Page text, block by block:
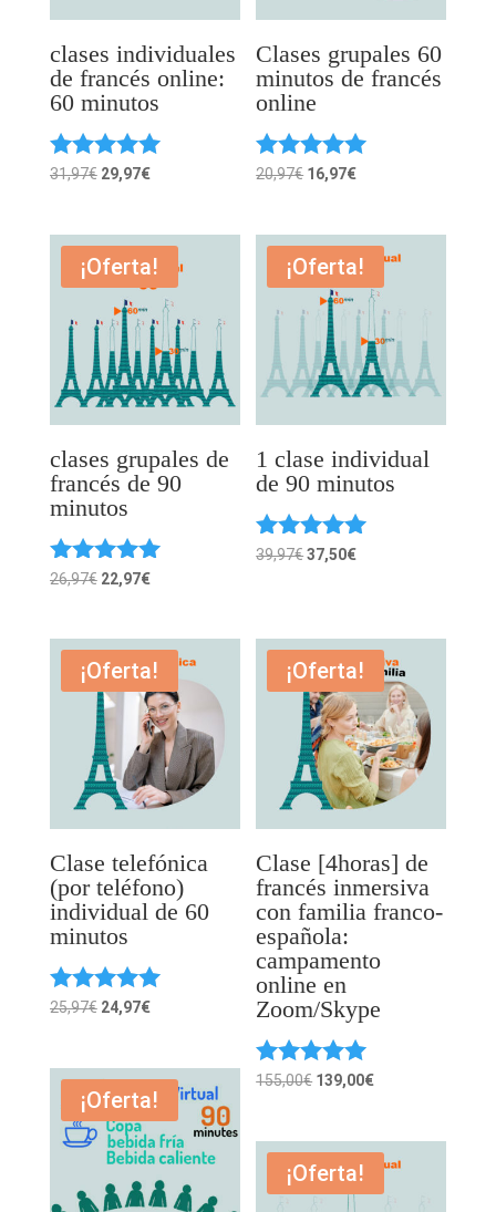
clases individuales
de francés online:
60 minutos
Valorado
de 5
31,97€ El
original
era:
31,97€.
29,97€El
actual
es:
29,97€.
Clases grupales 60
minutos de francés
online
Valorado
de 5
20,97€ El
original
era:
20,97€.
16,97€El
actual
es:
16,97€.
¡Oferta!
clases grupales de
francés de 90
minutos
Valorado
de 5
26,97€ El
original
era:
26,97€.
22,97€El
actual
es:
22,97€.
¡Oferta!
1 clase individual
de 90 minutos
Valorado
39,97€El
era:
39,97€.
37,50€El
es:
37,50€.
¡Oferta!
Clase telefónica
(por teléfono)
individual de 60
minutos
Valorado
de 5
25,97€ El
original
era:
25,97€.
24,97€El
actual
es:
24,97€.
¡Oferta!
Clase [4horas] de
francés inmersiva
con familia franco-
española:
campamento
online en
Zoom/Skype
Valorado
de 5
155,00€ El
original
era:
155,00€.
139,00€El
actual
es:
139,00€.
¡Oferta!
¡Oferta!